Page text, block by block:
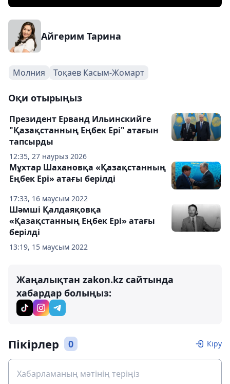
Айгерим Тарина
Молния Тоқаев Касым-Жомарт
Оқи отырыңыз
12:35, 27 наурыз 2026
Президент Ерванд Ильинскийге
"Қазақстанның Еңбек Ері" атағын
тапсырды
17:33, 16 маусым 2022
Мұхтар Шахановқа «Қазақстанның
Еңбек Ері» атағы берілді
13:19, 15 маусым 2022
Шәмші Қалдаяқовқа
«Қазақстанның Еңбек Ері» атағы
берілді
Жаңалықтан zakon.kz сайтында
хабардар болыңыз:
Пікірлер 0 Кіру